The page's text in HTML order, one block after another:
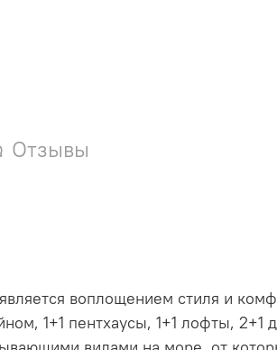
Отзывы
воплощением стиля и
1+1 пентхаусы, 1+1 лофты,